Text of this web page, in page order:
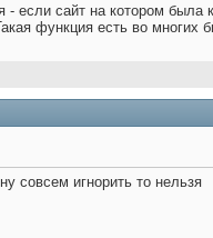
- если сайт на котором
функция есть во многих
совсем игнорить то нельзя